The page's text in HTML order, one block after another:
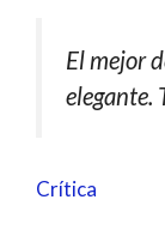
El mejor
elegante.
Crítica